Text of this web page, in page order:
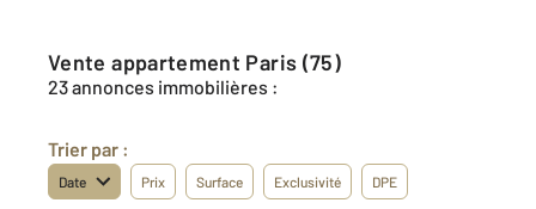
Vente appartement Paris (75)
23 annonces immobilières :
Trier par :
Date Prix Surface Exclusivité DPE